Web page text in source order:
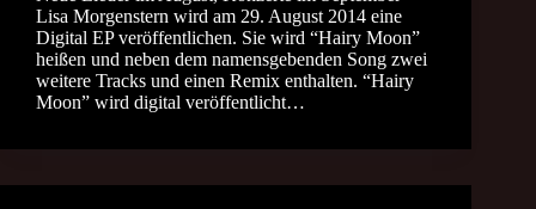
Lisa Morgenstern wird am 29. August 2014 eine
Digital EP veröffentlichen. Sie wird “Hairy Moon”
heißen und neben dem namensgebenden Song zwei
weitere Tracks und einen Remix enthalten. “Hairy
Moon” wird digital veröffentlicht…